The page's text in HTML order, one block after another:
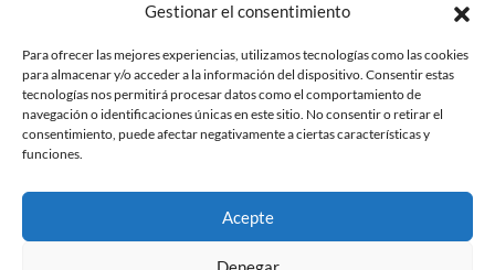
Gestionar el consentimiento
Para ofrecer las mejores experiencias, utilizamos tecnologías como las cookies
para almacenar y/o acceder a la información del dispositivo. Consentir estas
tecnologías nos permitirá procesar datos como el comportamiento de
navegación o identificaciones únicas en este sitio. No consentir o retirar el
consentimiento, puede afectar negativamente a ciertas características y
funciones.
Acepte
Popular Editorials
Popular Free Games
LATEST UPDATES